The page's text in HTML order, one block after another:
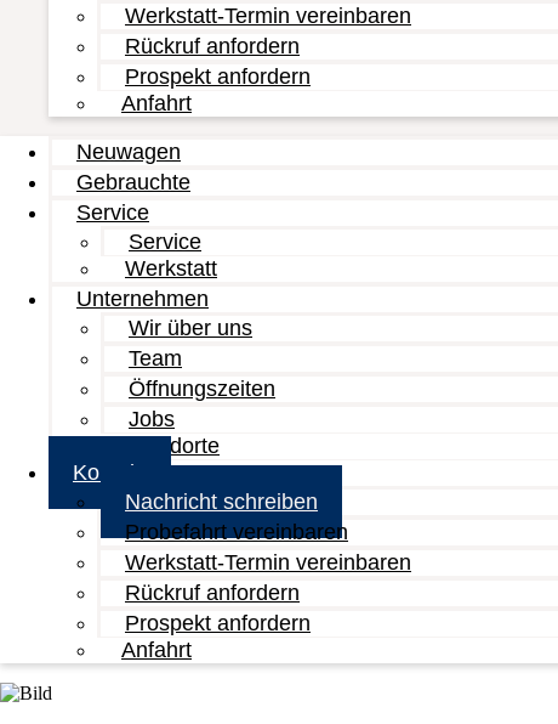
Werkstatt-Termin vereinbaren
Rückruf anfordern
Prospekt anfordern
Anfahrt
Neuwagen
Gebrauchte
Service
Service
Werkstatt
Unternehmen
Wir über uns
Team
Öffnungszeiten
Jobs
Standorte
Kontakt
Nachricht schreiben
Probefahrt vereinbaren
Werkstatt-Termin vereinbaren
Rückruf anfordern
Prospekt anfordern
Anfahrt